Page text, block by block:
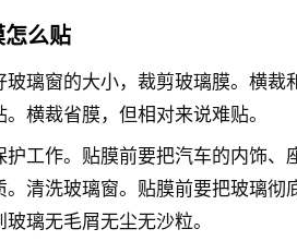
怎么贴
玻璃窗的大小，裁剪玻璃膜。横裁
横裁省膜，但相对来说难贴。
护工作。贴膜前要把汽车的内饰、
。清洗玻璃窗。贴膜前要把玻璃彻
璃无毛屑无尘无沙粒。